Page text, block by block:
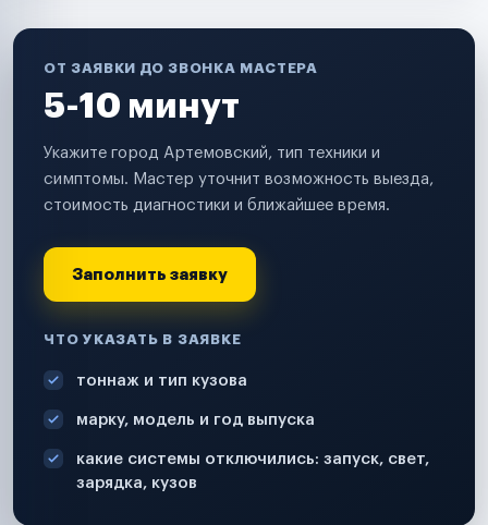
ОТ ЗАЯВКИ ДО ЗВОНКА МАСТЕРА
5-10 минут
Укажите город Артемовский, тип техники и
симптомы. Мастер уточнит возможность выезда,
стоимость диагностики и ближайшее время.
Заполнить заявку
ЧТО УКАЗАТЬ В ЗАЯВКЕ
тоннаж и тип кузова
марку, модель и год выпуска
какие системы отключились: запуск, свет,
зарядка, кузов